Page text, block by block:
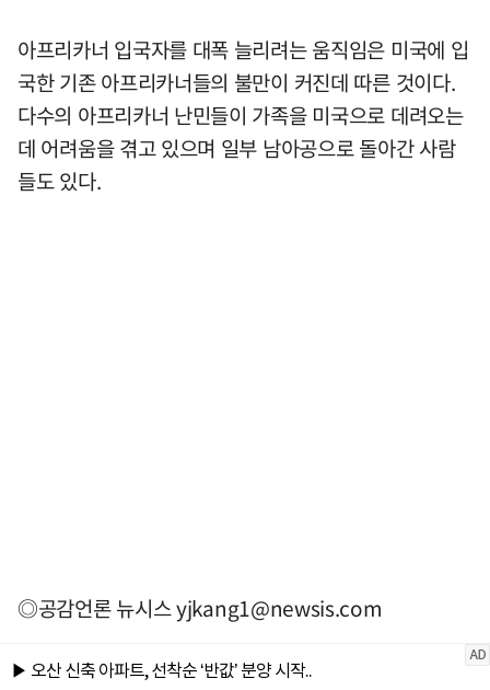
아프리카너 입국자를 대폭 늘리려는 움직임은 미국에 입
국한 기존 아프리카너들의 불만이 커진데 따른 것이다.
다수의 아프리카너 난민들이 가족을 미국으로 데려오는
데 어려움을 겪고 있으며 일부 남아공으로 돌아간 사람
들도 있다.
◎공감언론 뉴시스yjkang1@newsis.com